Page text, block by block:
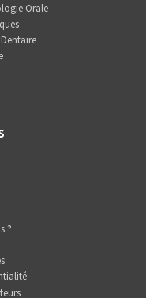
Orale
?